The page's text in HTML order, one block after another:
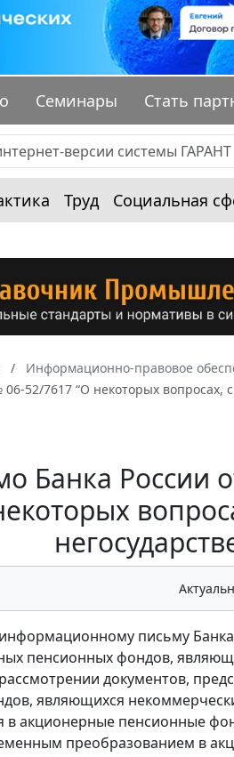
Семинары Стать
Труд Социальная
Информационно-правовое
06-52/7617 “О некоторых
Банка России
письму
пенсионных фондов,
документов,
являющихся
в акционерные пенсионные
преобразованием в